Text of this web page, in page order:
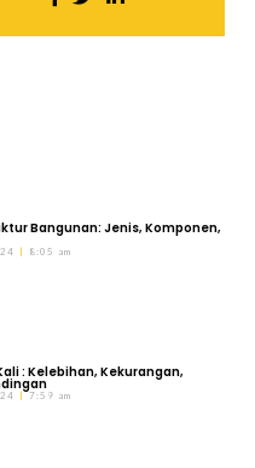
Bangunan: Jenis, Komponen,
8:05 am
: Kelebihan, Kekurangan,
7:59 am